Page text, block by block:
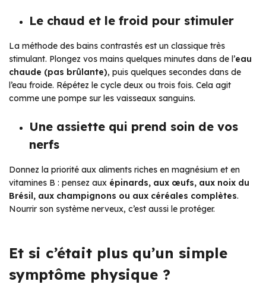
Le chaud et le froid pour stimuler
La méthode des bains contrastés est un classique très
stimulant. Plongez vos mains quelques minutes dans de l’eau
chaude (pas brûlante), puis quelques secondes dans de
l’eau froide. Répétez le cycle deux ou trois fois. Cela agit
comme une pompe sur les vaisseaux sanguins.
Une assiette qui prend soin de vos
nerfs
Donnez la priorité aux aliments riches en magnésium et en
vitamines B : pensez aux épinards, aux œufs, aux noix du
Brésil, aux champignons ou aux céréales complètes.
Nourrir son système nerveux, c’est aussi le protéger.
Et si c’était plus qu’un simple
symptôme physique ?